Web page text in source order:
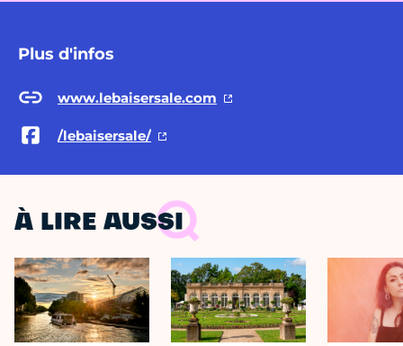
Plus d'infos
www.lebaisersale.com
/lebaisersale/
À LIRE AUSSI